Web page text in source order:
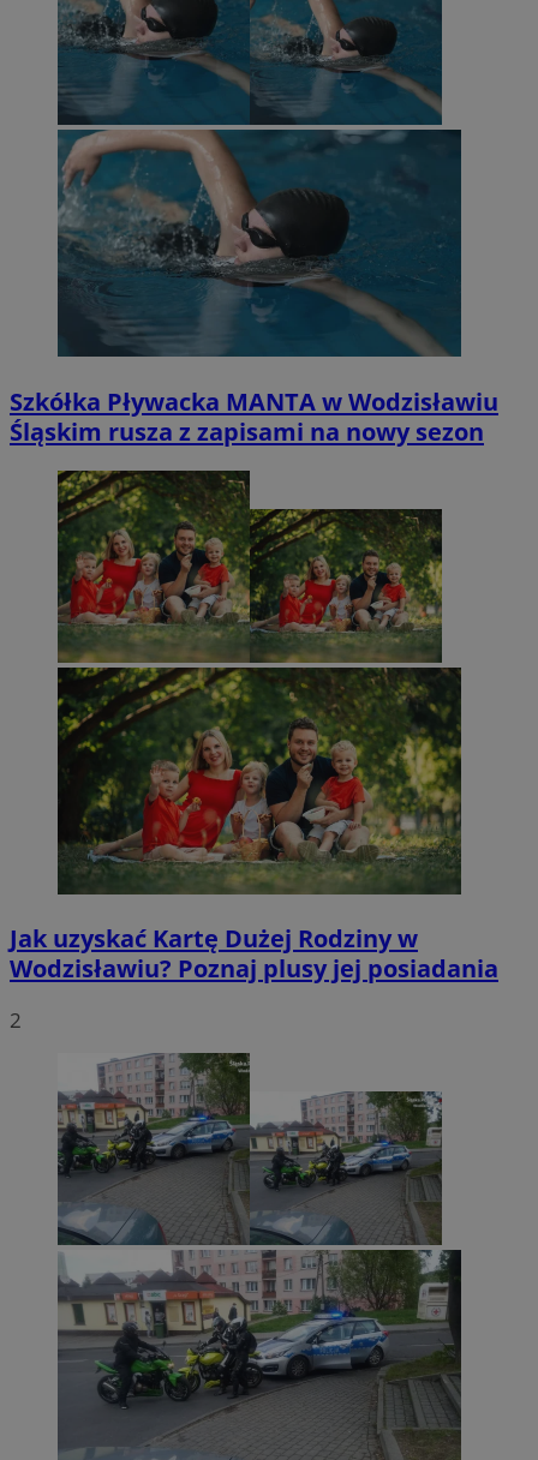
Szkółka Pływacka MANTA w Wodzisławiu
Śląskim rusza z zapisami na nowy sezon
Jak uzyskać Kartę Dużej Rodziny w
Wodzisławiu? Poznaj plusy jej posiadania
2